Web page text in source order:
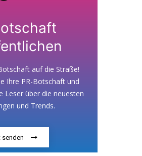
auf die Straße!
Ihre PR-Botschaft und
Leser über die neuesten
und Trends.
senden